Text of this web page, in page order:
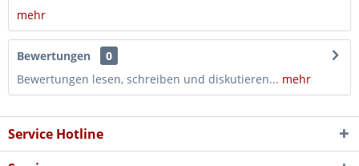
mehr
Bewertungen
0
Bewertungen lesen, schreiben und diskutieren... mehr
Service Hotline